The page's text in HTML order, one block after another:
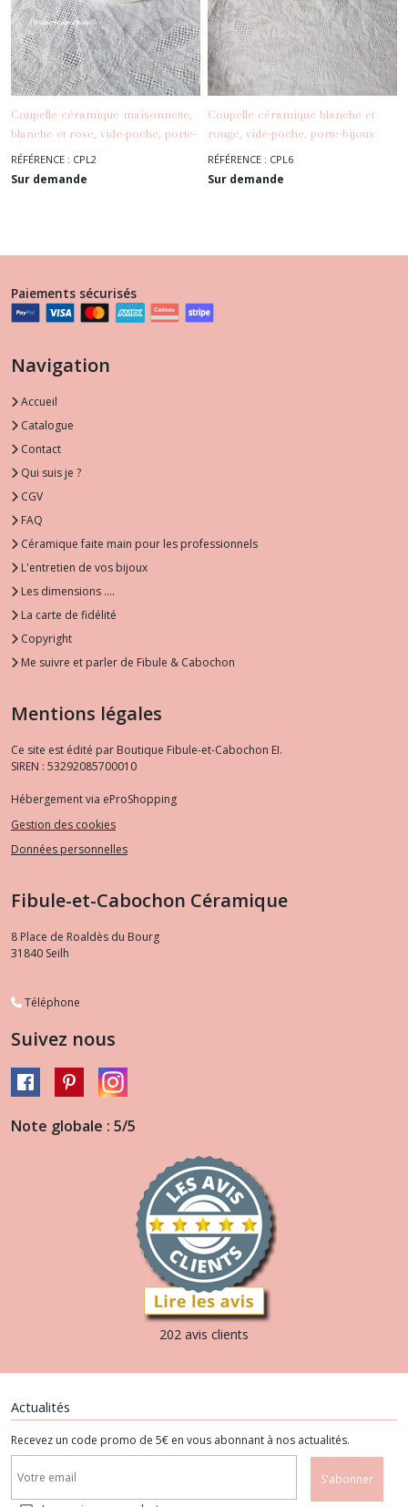
Coupelle céramique maisonnette,
blanche et rose, vide-poche, porte-
bijoux, porcelaine émaillée
RÉFÉRENCE : CPL2
Sur demande
Coupelle céramique blanche et
rouge, vide-poche, porte-bijoux
Coupelles - Vide Poches
RÉFÉRENCE : CPL6
Sur demande
Paiements sécurisés
Navigation
Accueil
Catalogue
Contact
Qui suis je ?
CGV
FAQ
Céramique faite main pour les professionnels
L'entretien de vos bijoux
Les dimensions ....
La carte de fidélité
Copyright
Me suivre et parler de Fibule & Cabochon
Mentions légales
Ce site est édité par Boutique Fibule-et-Cabochon EI.
SIREN : 53292085700010
Hébergement via eProShopping
Gestion des cookies
Données personnelles
Fibule-et-Cabochon Céramique
8 Place de Roaldès du Bourg
31840 Seilh
Téléphone
Suivez nous
Note globale : 5/5
202 avis clients
Actualités
Recevez un code promo de 5€ en vous abonnant à nos actualités.
S'abonner